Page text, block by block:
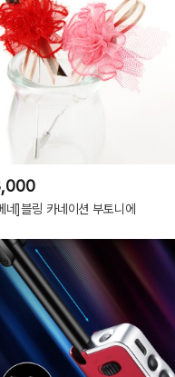
네]블링 카네이션 부토니에